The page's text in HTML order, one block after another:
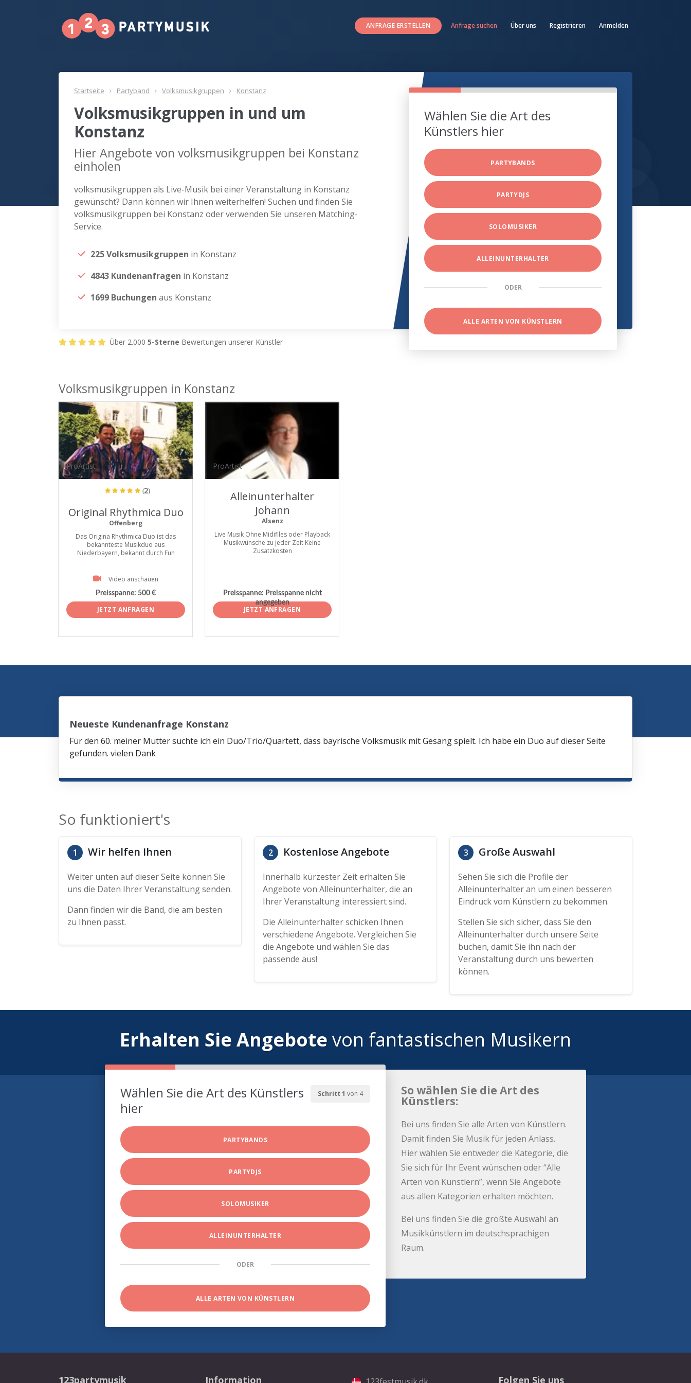
ANFRAGE ERSTELLEN Anfrage suchen Über uns Registrieren Anmelden
Startseite Partyband Volksmusikgruppen Konstanz
Volksmusikgruppen in und um
Konstanz
Hier Angebote von volksmusikgruppen bei Konstanz
einholen
volksmusikgruppen als Live-Musik bei einer Veranstaltung in Konstanz
gewünscht? Dann können wir Ihnen weiterhelfen! Suchen und finden Sie
volksmusikgruppen bei Konstanz oder verwenden Sie unseren Matching-
Service.
225 Volksmusikgruppen in Konstanz
4843 Kundenanfragen in Konstanz
1699 Buchungen aus Konstanz
Wählen Sie die Art des
Künstlers hier
PARTYBANDS
PARTYDJS
SOLOMUSIKER
ALLEINUNTERHALTER
ODER
ALLE ARTEN VON KÜNSTLERN
Über 2.000 5-Sterne Bewertungen unserer Künstler
Volksmusikgruppen in Konstanz
ProArtist
(2)
Original Rhythmica Duo
Offenberg
Das Origina Rhythmica Duo ist das
bekannteste Musikduo aus
Niederbayern, bekannt durch Fun
Video anschauen
Preisspanne: 500 €
JETZT ANFRAGEN
ProArtist
Alleinunterhalter
Johann
Alsenz
Live Musik Ohne Midifiles oder Playback
Musikwünsche zu jeder Zeit Keine
Zusatzkosten
Preisspanne: Preisspanne nicht
angegeben
JETZT ANFRAGEN
Neueste Kundenanfrage Konstanz
Für den 60. meiner Mutter suchte ich ein Duo/Trio/Quartett, dass bayrische Volksmusik mit Gesang spielt. Ich habe ein Duo auf dieser Seite
gefunden. vielen Dank
So funktioniert's
1 Wir helfen Ihnen
Weiter unten auf dieser Seite können Sie
uns die Daten Ihrer Veranstaltung senden.
Dann finden wir die Band, die am besten
zu Ihnen passt.
2 Kostenlose Angebote
Innerhalb kürzester Zeit erhalten Sie
Angebote von Alleinunterhalter, die an
Ihrer Veranstaltung interessiert sind.
Die Alleinunterhalter schicken Ihnen
verschiedene Angebote. Vergleichen Sie
die Angebote und wählen Sie das
passende aus!
3 Große Auswahl
Sehen Sie sich die Profile der
Alleinunterhalter an um einen besseren
Eindruck vom Künstlern zu bekommen.
Stellen Sie sich sicher, dass Sie den
Alleinunterhalter durch unsere Seite
buchen, damit Sie ihn nach der
Veranstaltung durch uns bewerten
können.
Erhalten Sie Angebote von fantastischen Musikern
Schritt 1 von 4
Wählen Sie die Art des Künstlers
hier
PARTYBANDS
PARTYDJS
SOLOMUSIKER
ALLEINUNTERHALTER
ODER
ALLE ARTEN VON KÜNSTLERN
So wählen Sie die Art des
Künstlers:
Bei uns finden Sie alle Arten von Künstlern.
Damit finden Sie Musik für jeden Anlass.
Hier wählen Sie entweder die Kategorie, die
Sie sich für Ihr Event wünschen oder “Alle
Arten von Künstlern”, wenn Sie Angebote
aus allen Kategorien erhalten möchten.
Bei uns finden Sie die größte Auswahl an
Musikkünstlern im deutschsprachigen
Raum.
123partymusik Information Folgen Sie uns